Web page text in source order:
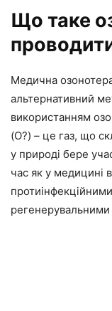
Що таке
Медична
альтернативний
використанням
(O?) – це газ, що
у природі бере
час як у медицині